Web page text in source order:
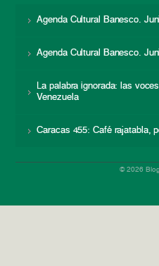
Agenda Cultural Banesco.
Agenda Cultural Banesco.
La palabra ignorada: las
Venezuela
Caracas 455: Café rajatabla,
© 2026